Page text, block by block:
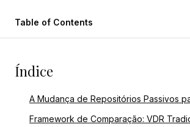
Table of Contents
Índice
A Mudança de Repositórios Passivos
Framework de Comparação: VDR